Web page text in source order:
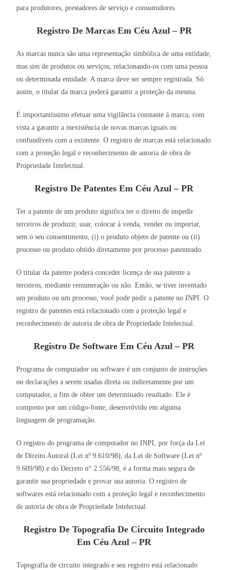
para produtores, prestadores de serviço e consumidores.
Registro De Marcas Em Céu Azul – PR
As marcas nunca são uma representação simbólica de uma entidade,
mas sim de produtos ou serviços, relacionando-os com uma pessoa
ou determinada entidade. A marca deve ser sempre registrada. Só
assim, o titular da marca poderá garantir a proteção da mesma.
É importantíssimo efetuar uma vigilância constante à marca, com
vista a garantir a inexistência de novas marcas iguais ou
confundíveis com a existente. O registro de marcas está relacionado
com a proteção legal e reconhecimento de autoria de obra de
Propriedade Intelectual.
Registro De Patentes Em Céu Azul – PR
Ter a patente de um produto significa ter o direito de impedir
terceiros de produzir, usar, colocar à venda, vender ou importar,
sem o seu consentimento, (i) o produto objeto de patente ou (ii)
processo ou produto obtido diretamente por processo patenteado.
O titular da patente poderá conceder licença de sua patente a
terceiros, mediante remuneração ou não. Então, se tiver inventado
um produto ou um processo, você pode pedir a patente no INPI. O
registro de patentes está relacionado com a proteção legal e
reconhecimento de autoria de obra de Propriedade Intelectual.
Registro De Software Em Céu Azul – PR
Programa de computador ou software é um conjunto de instruções
ou declarações a serem usadas direta ou indiretamente por um
computador, a fim de obter um determinado resultado. Ele é
composto por um código-fonte, desenvolvido em alguma
linguagem de programação.
O registro do programa de computador no INPI, por força da Lei
de Direito Autoral (Lei nº 9.610/98), da Lei de Software (Lei nº
9.609/98) e do Decreto n° 2.556/98, é a forma mais segura de
garantir sua propriedade e provar sua autoria. O registro de
softwares está relacionado com a proteção legal e reconhecimento
de autoria de obra de Propriedade Intelectual.
Registro De Topografia De Circuito Integrado
Em Céu Azul – PR
Topografia de circuito integrado e seu registro está relacionado